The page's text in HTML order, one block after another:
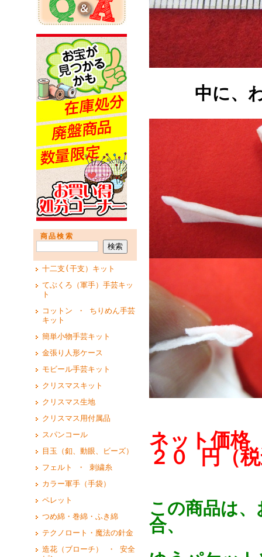
商品検索
十二支(干支）キット
てぶくろ（軍手）手芸キッ
ト
コットン ・ ちりめん手芸
キット
簡単小物手芸キット
金張り人形ケース
モビール手芸キット
クリスマスキット
クリスマス生地
クリスマス用付属品
スパンコール
目玉（釦、動眼、ビーズ）
フェルト ・ 刺繍糸
カラー軍手（手袋）
ペレット
つめ綿・巻綿・ふき綿
テクノロート・魔法の針金
造花（ブローチ） ・ 安全
中に、わ
ネット価
２０ 円（
この商品は
合、